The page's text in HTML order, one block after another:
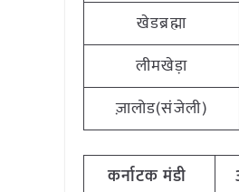
खेडब्रह्मा
लीमखेड़ा
ज़ालोड(संजेली)
कर्नाटक मंडी